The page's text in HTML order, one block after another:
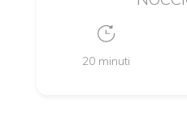
20 minuti